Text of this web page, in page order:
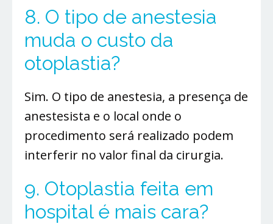
8. O tipo de anestesia
muda o custo da
otoplastia?
Sim. O tipo de anestesia, a presença de
anestesista e o local onde o
procedimento será realizado podem
interferir no valor final da cirurgia.
9. Otoplastia feita em
hospital é mais cara?